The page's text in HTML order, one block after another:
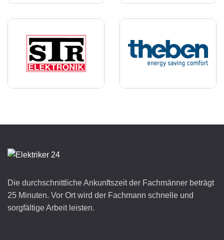
Die durchschnittliche Ankunftszeit der Fachmänner beträgt
25 Minuten. Vor Ort wird der Fachmann schnelle und
sorgfältige Arbeit leisten.